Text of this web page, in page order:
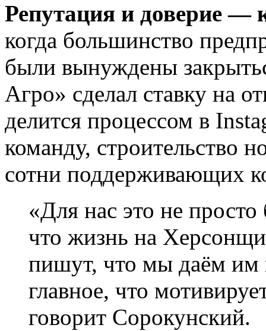
Репутация и доверие —
когда большинство
были вынуждены
Агро» сделал ставку на
делится процессом в
команду, строительство
сотни поддерживающих
«Для нас это не просто
что жизнь на
пишут, что мы даём им
главное, что
говорит Сорокунский.